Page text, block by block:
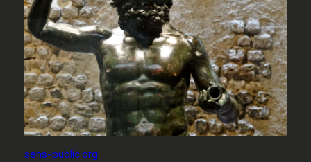
sens-public.org